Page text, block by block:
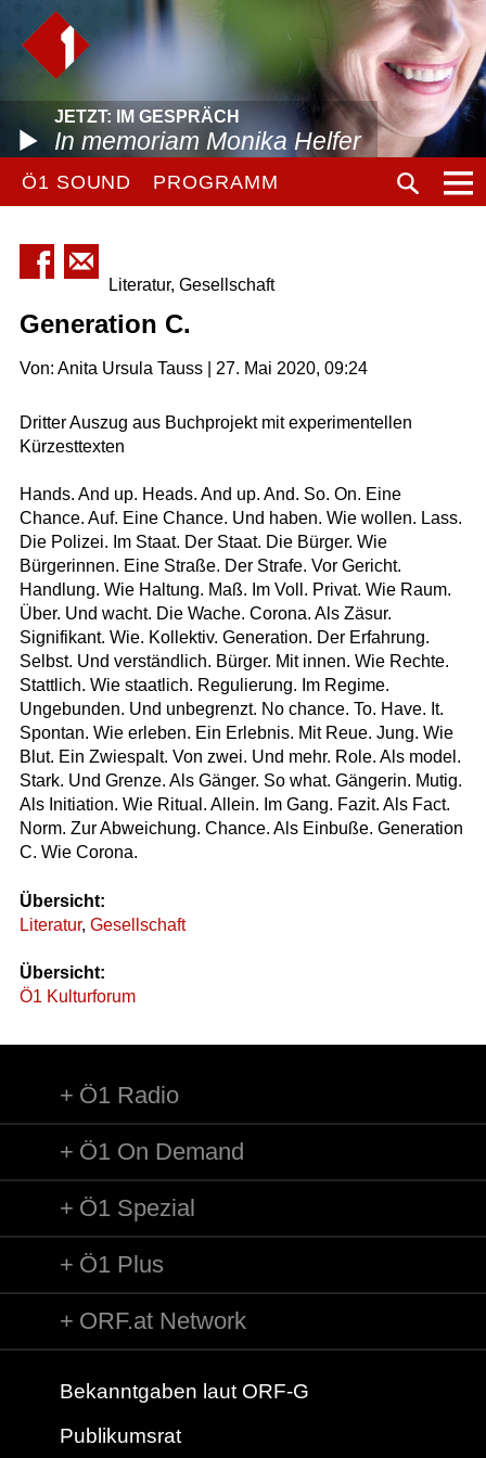
JETZT: IM GESPRÄCH
In memoriam Monika Helfer
Ö1 SOUND PROGRAMM
Literatur, Gesellschaft
Generation C.
Von: Anita Ursula Tauss | 27. Mai 2020, 09:24
Dritter Auszug aus Buchprojekt mit experimentellen
Kürzesttexten
Hands. And up. Heads. And up. And. So. On. Eine
Chance. Auf. Eine Chance. Und haben. Wie wollen. Lass.
Die Polizei. Im Staat. Der Staat. Die Bürger. Wie
Bürgerinnen. Eine Straße. Der Strafe. Vor Gericht.
Handlung. Wie Haltung. Maß. Im Voll. Privat. Wie Raum.
Über. Und wacht. Die Wache. Corona. Als Zäsur.
Signifikant. Wie. Kollektiv. Generation. Der Erfahrung.
Selbst. Und verständlich. Bürger. Mit innen. Wie Rechte.
Stattlich. Wie staatlich. Regulierung. Im Regime.
Ungebunden. Und unbegrenzt. No chance. To. Have. It.
Spontan. Wie erleben. Ein Erlebnis. Mit Reue. Jung. Wie
Blut. Ein Zwiespalt. Von zwei. Und mehr. Role. Als model.
Stark. Und Grenze. Als Gänger. So what. Gängerin. Mutig.
Als Initiation. Wie Ritual. Allein. Im Gang. Fazit. Als Fact.
Norm. Zur Abweichung. Chance. Als Einbuße. Generation
C. Wie Corona.
Übersicht:
Literatur, Gesellschaft
Übersicht:
Ö1 Kulturforum
Ö1 Radio
Ö1 On Demand
Ö1 Spezial
Ö1 Plus
ORF.at Network
Bekanntgaben laut ORF-G
Publikumsrat